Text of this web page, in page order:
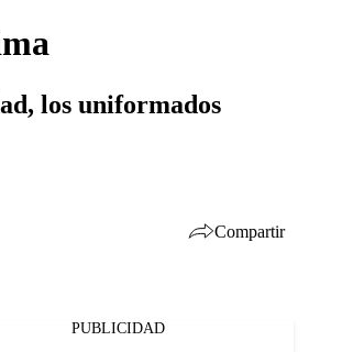
los uniformados
Compartir
PUBLICIDAD